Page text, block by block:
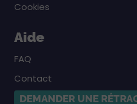
Cookies
Aide
FAQ
Contact
DEMANDER UNE